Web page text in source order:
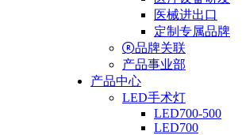
医械进出口
定制专属品牌
品牌关联
产品事业部
产品中心
LED手术灯
LED700-500
LED700